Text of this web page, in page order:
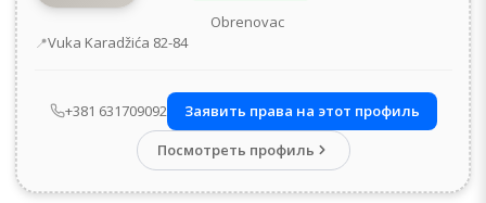
Obrenovac
Адрес
Vuka Karadžića 82-84
+381 631709092
Заявить права на этот профиль
Посмотреть профиль